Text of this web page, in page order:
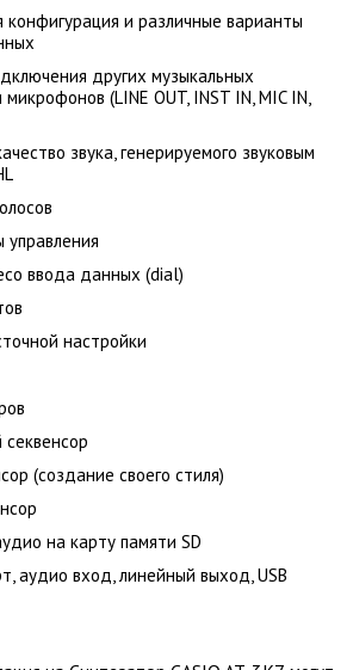
конфигурация и различные варианты
других музыкальных
(LINE OUT, INST IN, MIC IN,
звука, генерируемого звуковым
ввода данных (dial)
настройки
(создание своего стиля)
на карту памяти SD
аудио вход, линейный выход, USB